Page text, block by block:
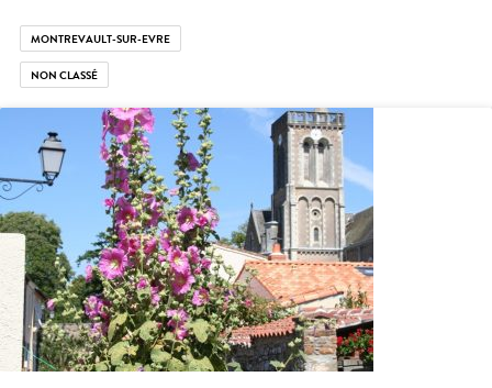
MONTREVAULT-SUR-EVRE
NON CLASSÉ